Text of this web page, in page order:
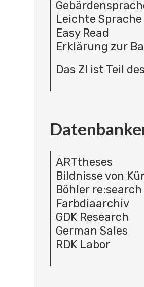
Leichte Sprache
Easy Read
Erklärung zur
Das ZI ist Teil
ARTtheses
Bildnisse von
Böhler re:search
Farbdiaarchiv
GDK Research
German Sales
RDK Labor